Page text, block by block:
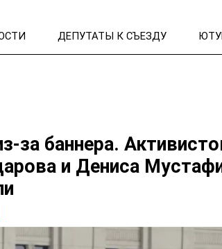
ДЕПУТАТЫ К СЪЕЗДУ
за баннера.
и Дениса